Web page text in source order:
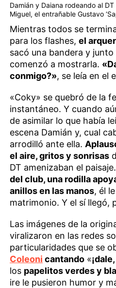
Damián y Daiana rodeando al
Miguel, el entrañable Gustavo
Mientras todos se
para los flashes, el
sacó una bandera y
comenzó a mostrarla.
conmigo?», se leía en el
«Coky» se quebró de la
instantáneo. Y cuando
de asimilar lo que había
escena Damián y, cual
arrodilló ante ella.
el aire, gritos y sonrisas
DT amenizaban el paisaje.
del club, una rodilla
anillos en las manos, él
matrimonio. Y el sí llegó,
Las imágenes de la
viralizaron en las redes
particularidades que se
Coleoni cantando «
los papelitos verdes y
ire le pusieron humor y